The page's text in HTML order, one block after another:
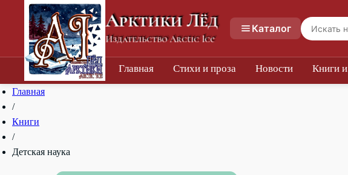
Арктики Лёд
Издательство Arctic Ice
Каталог
Главная Стихи и проза Новости Книги
Главная
/
Книги
/
Детская наука